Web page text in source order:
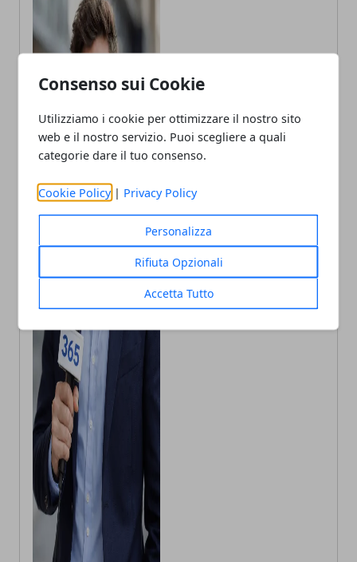
Consenso sui Cookie
Utilizziamo i cookie per ottimizzare il nostro sito
web e il nostro servizio. Puoi scegliere a quali
categorie dare il tuo consenso.
Cookie Policy | Privacy Policy
Personalizza
Rifiuta Opzionali
Accetta Tutto
Andrea Bianchi
Autore di articoli di attualità, casa e
tech porto in Italia le ultime novità.